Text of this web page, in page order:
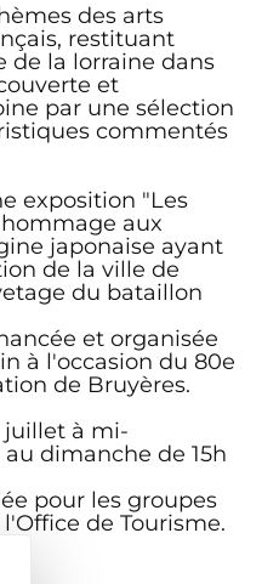
des arts
restituant
de la lorraine dans
et
par une sélection
commentés
exposition "Les
hommage aux
japonaise ayant
de la ville de
du bataillon
et organisée
à l'occasion du 80e
de Bruyères.
juillet à mi-
dimanche de 15h
pour les groupes
de Tourisme.